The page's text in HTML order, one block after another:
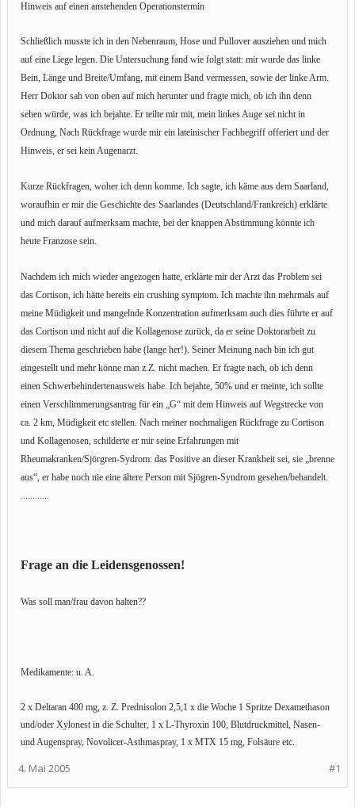
Hinweis auf einen anstehenden Operationstermin
Schließlich musste ich in den Nebenraum, Hose und Pullover ausziehen und mich
auf eine Liege legen. Die Untersuchung fand wie folgt statt: mir wurde das linke
Bein, Länge und Breite/Umfang, mit einem Band vermessen, sowie der linke Arm.
Herr Doktor sah von oben auf mich herunter und fragte mich, ob ich ihn denn
sehen würde, was ich bejahte. Er teilte mir mit, mein linkes Auge sei nicht in
Ordnung, Nach Rückfrage wurde mir ein lateinischer Fachbegriff offeriert und der
Hinweis, er sei kein Augenarzt.
Kurze Rückfragen, woher ich denn komme. Ich sagte, ich käme aus dem Saarland,
woraufhin er mir die Geschichte des Saarlandes (Deutschland/Frankreich) erklärte
und mich darauf aufmerksam machte, bei der knappen Abstimmung könnte ich
heute Franzose sein.
Nachdem ich mich wieder angezogen hatte, erklärte mir der Arzt das Problem sei
das Cortison, ich hätte bereits ein crushing symptom. Ich machte ihn mehrmals auf
meine Müdigkeit und mangelnde Konzentration aufmerksam auch dies führte er auf
das Cortison und nicht auf die Kollagenose zurück, da er seine Doktorarbeit zu
diesem Thema geschrieben habe (lange her!). Seiner Meinung nach bin ich gut
eingestellt und mehr könne man z.Z. nicht machen. Er fragte nach, ob ich denn
einen Schwerbehindertenausweis habe. Ich bejahte, 50% und er meinte, ich sollte
einen Verschlimmerungsantrag für ein „G“ mit dem Hinweis auf Wegstrecke von
ca. 2 km, Müdigkeit etc stellen. Nach meiner nochmaligen Rückfrage zu Cortison
und Kollagenosen, schilderte er mir seine Erfahrungen mit
Rheumakranken/Sjörgren-Sydrom: das Positive an dieser Krankheit sei, sie „brenne
aus“, er habe noch nie eine ältere Person mit Sjögren-Syndrom gesehen/behandelt.
............
Frage an die Leidensgenossen!
Was soll man/frau davon halten??
Medikamente: u. A.
2 x Deltaran 400 mg, z. Z. Prednisolon 2,5,1 x die Woche 1 Spritze Dexamethason
und/oder Xylonest in die Schulter, 1 x L-Thyroxin 100, Blutdruckmittel, Nasen-
und Augenspray, Novolicer-Asthmaspray, 1 x MTX 15 mg, Folsäure etc.
#1
4. Mai 2005